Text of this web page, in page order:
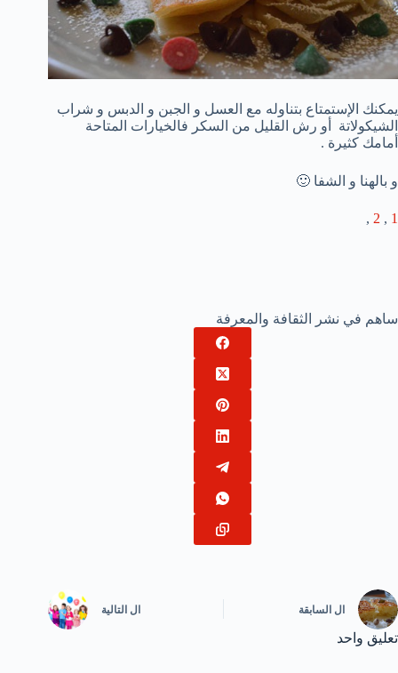
يمكنك الإستمتاع بتناوله مع العسل و الجبن و الدبس و شراب
الشيكولاتة أو رش القليل من السكر فالخيارات المتاحة
أمامك كثيرة .
و بالهنا و الشفا 🙂
1
,
,
ساهم في نشر الثقافة والمعرفة
ال السابقة ال التالية
تعليق واحد